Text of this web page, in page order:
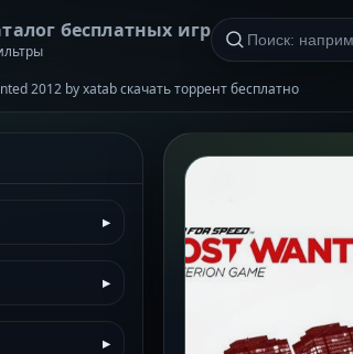
бесплатных игр
2012 by xatab скачать торрент бесплатно
▸
▸
▸